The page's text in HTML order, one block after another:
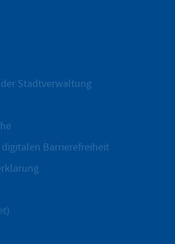
Stadtverwaltung
Barrierefreiheit